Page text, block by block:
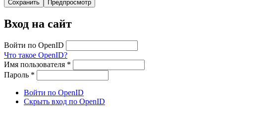
Вход на сайт
Войти по OpenID
Что такое OpenID?
Имя пользователя *
Пароль *
Войти по OpenID
Скрыть вход по OpenID